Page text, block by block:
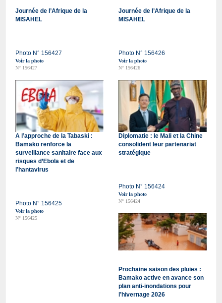
Journée de l’Afrique de la
MISAHEL
Photo N° 156427
Voir la photo
N° 156427
Journée de l’Afrique de la
MISAHEL
Photo N° 156426
Voir la photo
N° 156426
A l’approche de la Tabaski :
Bamako renforce la
surveillance sanitaire face aux
risques d’Ebola et de
l’hantavirus
Photo N° 156425
Voir la photo
N° 156425
Diplomatie : le Mali et la Chine
consolident leur partenariat
stratégique
Photo N° 156424
Voir la photo
N° 156424
Prochaine saison des pluies :
Bamako active en avance son
plan anti-inondations pour
l’hivernage 2026